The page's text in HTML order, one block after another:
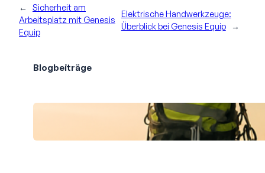
←
Sicherheit am
Arbeitsplatz mit Genesis
Equip
Elektrische Handwerkzeuge:
Überblick bei Genesis Equip
→
Blogbeiträge
Professionelle Gebäudereinigung in
schwindelnden Höhen: Sauberkeit hoch